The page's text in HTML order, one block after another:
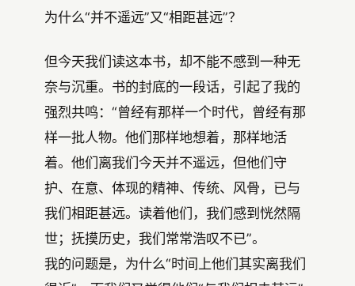
为什么“并不遥远”又“相距甚远”？
但今天我们读这本书，却不能不感到一种无
奈与沉重。书的封底的一段话，引起了我的
强烈共鸣：“曾经有那样一个时代，曾经有那
样一批人物。他们那样地想着，那样地活
着。他们离我们今天并不遥远，但他们守
护、在意、体现的精神、传统、风骨，已与
我们相距甚远。读着他们，我们感到恍然隔
世；抚摸历史，我们常常浩叹不已”。
我的问题是，为什么“时间上他们其实离我们